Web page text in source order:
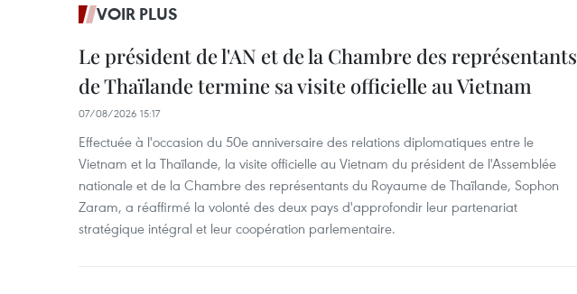
VOIR PLUS
Le président de l'AN et de la Chambre des représentants
de Thaïlande termine sa visite officielle au Vietnam
07/08/2026 15:17
Effectuée à l'occasion du 50e anniversaire des relations diplomatiques entre le
Vietnam et la Thaïlande, la visite officielle au Vietnam du président de l'Assemblée
nationale et de la Chambre des représentants du Royaume de Thaïlande, Sophon
Zaram, a réaffirmé la volonté des deux pays d'approfondir leur partenariat
stratégique intégral et leur coopération parlementaire.